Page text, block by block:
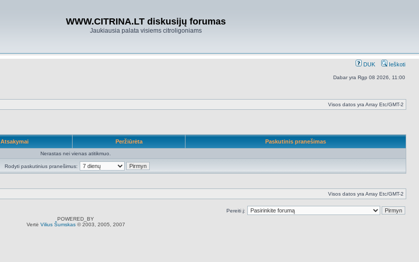
WWW.CITRINA.LT diskusijų forumas
Jaukiausia palata visiems citroligoniams
DUK Ieškoti
Dabar yra Rgp 08 2026, 11:00
Visos datos yra Array Etc/GMT-2
Atsakymai Peržiūrėta Paskutinis pranešimas
Nerastas nei vienas atitikmuo.
Rodyti paskutinius pranešimus:
Visos datos yra Array Etc/GMT-2
Pereiti į:
POWERED_BY
Vertė Vilius Šumskas© 2003, 2005, 2007